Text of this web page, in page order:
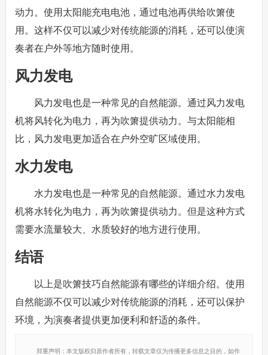
动力。使用太阳能充电电池，通过电池再供给吹箫使
用。这样不仅可以减少对传统能源的消耗，还可以使演
奏者在户外等地方随时使用。
风力发电
风力发电也是一种常见的自然能源。通过风力发电
机将风转化为电力，再为吹箫提供动力。与太阳能相
比，风力发电更加适合在户外空旷区域使用。
水力发电
水力发电也是一种常见的自然能源。通过水力发电
机将水转化为电力，再为吹箫提供动力。但是这种方式
需要水流量较大、水质较好的地方进行使用。
结语
以上是吹箫技巧自然能源有哪些的详细介绍。使用
自然能源不仅可以减少对传统能源的消耗，还可以保护
环境，为演奏者提供更加便利和舒适的条件。
郑重声明：本文版权归原作者所有，转载文章仅为传播更多信息之目的，如作